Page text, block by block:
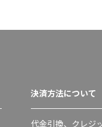
決済方法について
代金引換、クレジ